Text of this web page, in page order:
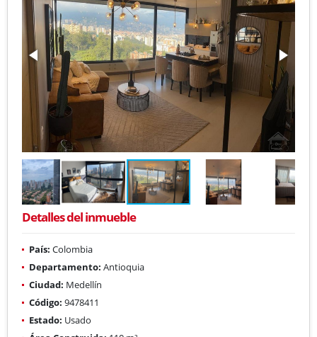
Detalles del inmueble
País: Colombia
Departamento: Antioquia
Ciudad: Medellín
Código: 9478411
Estado: Usado